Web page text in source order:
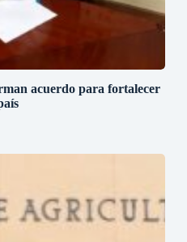
acuerdo para fortalecer